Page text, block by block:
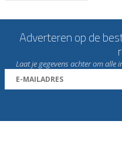
Adverteren op de
Laat je gegevens achter om alle